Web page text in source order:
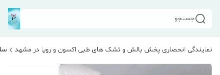
جستجو
نمایندگی انحصاری پخش بالش و تشک های طبی اکسون و رویا در مشهد